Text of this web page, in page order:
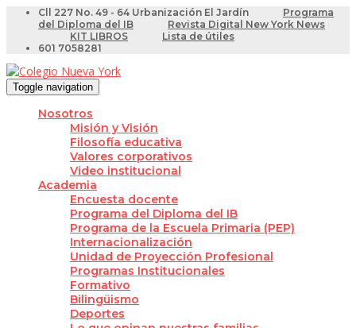
Cll 227 No. 49 - 64 Urbanización El Jardín
Programa
del Diploma del IB
Revista Digital New York News
KIT LIBROS
Lista de útiles
601 7058281
Toggle navigation
Nosotros
Misión y Visión
Filosofía educativa
Valores corporativos
Video institucional
Academia
Encuesta docente
Programa del Diploma del IB
Programa de la Escuela Primaria (PEP)
Internacionalización
Unidad de Proyección Profesional
Programas Institucionales
Formativo
Bilingüismo
Deportes